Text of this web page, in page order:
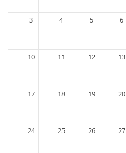
3 4 5 6
10 11 12 13
17 18 19 20
24 25 26 27